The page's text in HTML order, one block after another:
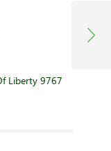
Liberty 9767